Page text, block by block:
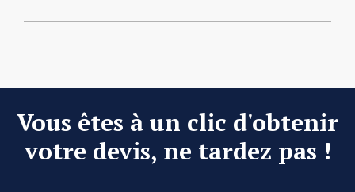
Vous êtes à un clic d'obtenir
votre devis, ne tardez pas !